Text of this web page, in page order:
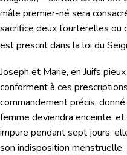
mâle premier-né sera
sacrifice deux tourterelles ou
est prescrit dans la loi du
Joseph et Marie, en Juifs
conforment à ces
commandement précis,
femme deviendra enceinte,
impure pendant sept jours;
son indisposition